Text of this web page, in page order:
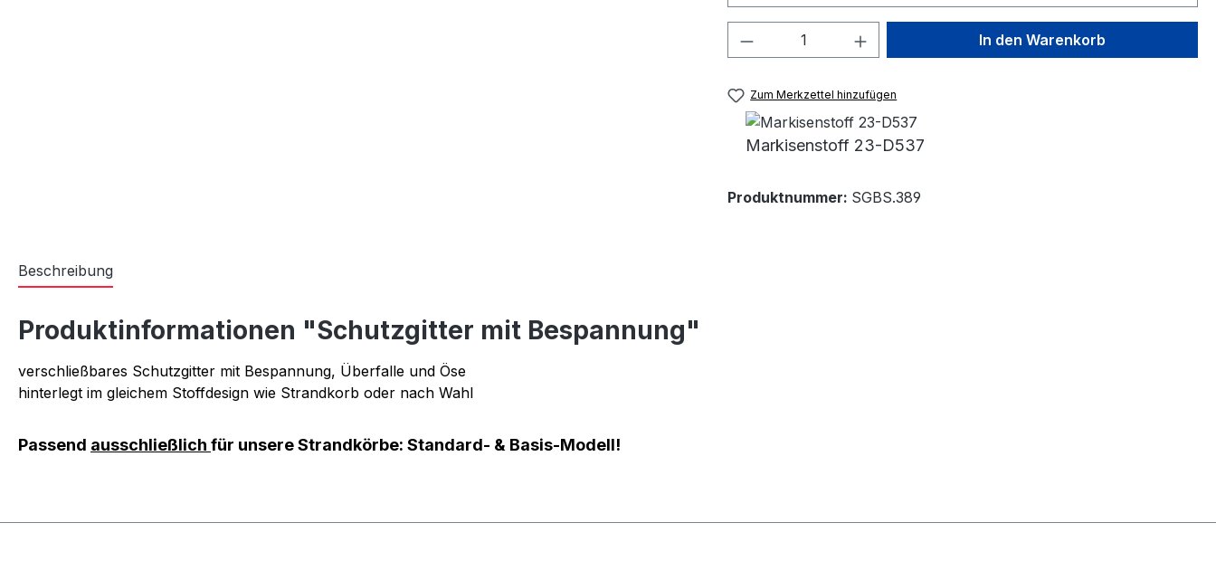
Produkt Anzahl: Gib den gewünschten Wert
In den Warenkorb
Zum Merkzettel hinzufügen
Markisenstoff 23-D537
Produktnummer: SGBS.389
Beschreibung
Produktinformationen "Schutzgitter mit Bespannung"
verschließbares Schutzgitter mit Bespannung, Überfalle und Öse
hinterlegt im gleichem Stoffdesign wie Strandkorb oder nach Wahl
Passend ausschließlich für unsere Strandkörbe: Standard- & Basis-Modell!